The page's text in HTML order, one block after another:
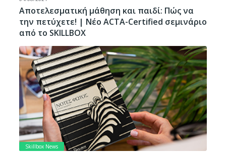
Αποτελεσματική μάθηση και παιδί: Πώς να
την πετύχετε! | Νέο ACTA-Certified σεμινάριο
από το SKILLBOX
Skillbox News